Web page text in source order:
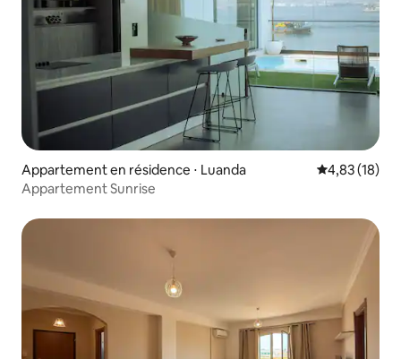
Appartement en résidence ⋅ Luanda Évaluation
4,83 (18)
Appartement Sunrise